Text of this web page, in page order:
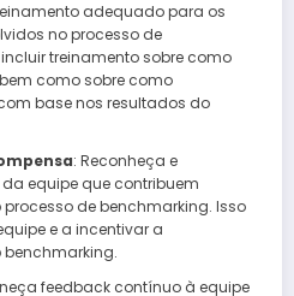
adequado para os
no processo de
treinamento sobre como
como sobre como
base nos resultados do
: Reconheça e
equipe que contribuem
de benchmarking. Isso
e a incentivar a
feedback contínuo à equipe